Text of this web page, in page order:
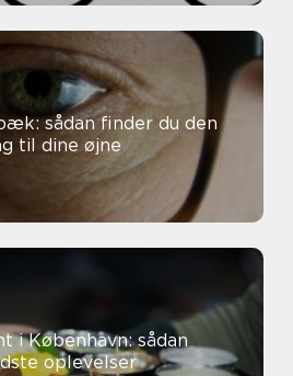
sådan finder du den
til dine øjne
i København: sådan
oplevelser